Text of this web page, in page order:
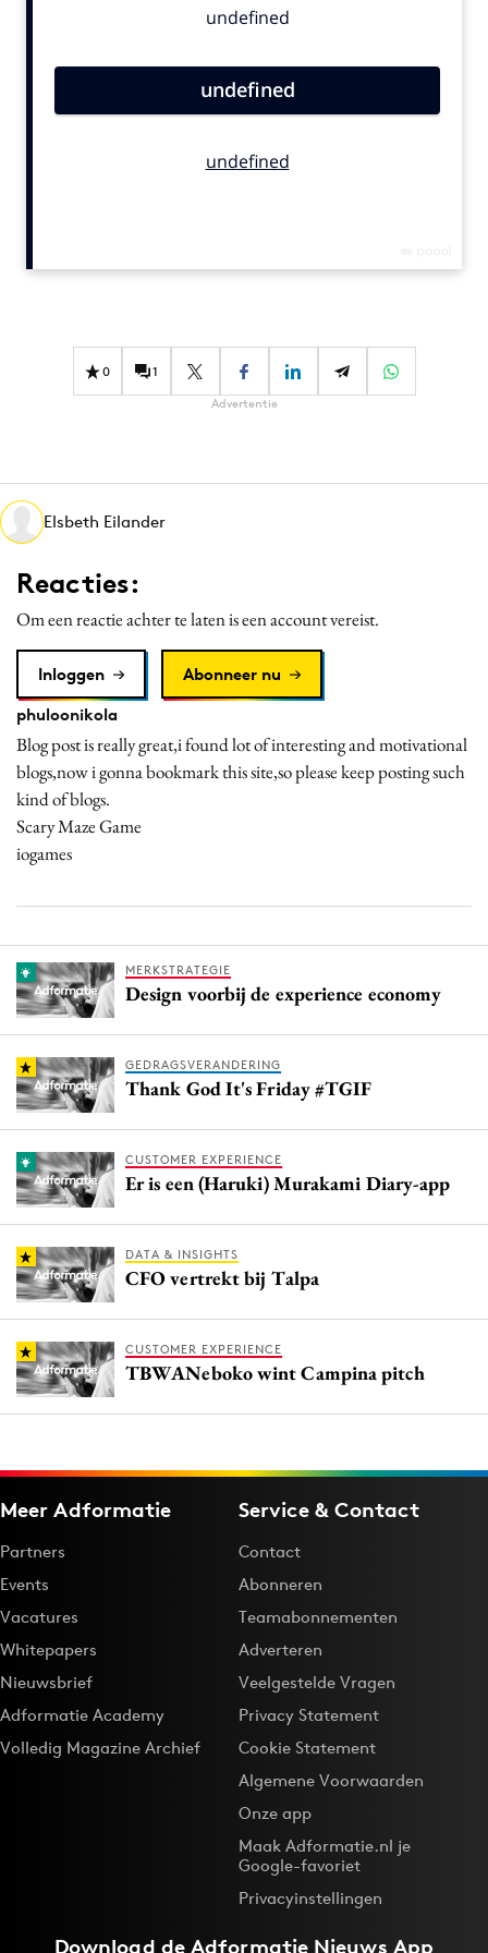
Contentmarketing
Effectiviteit
Gedragsverandering
Martech
Media
Merkstrategie
PR
Programmatic
Reputatie & crisis
0 1
Advertentie
Elsbeth Eilander
Reacties:
Om een reactie achter te laten is een account vereist.
Inloggen
Abonneer nu
phuloonikola
Blog post is really great,i found lot of interesting and motivational
blogs,now i gonna bookmark this site,so please keep posting such
kind of blogs.
Scary Maze Game
iogames
MERKSTRATEGIE
Design voorbij de experience economy
GEDRAGSVERANDERING
Thank God It's Friday #TGIF
CUSTOMER EXPERIENCE
Er is een (Haruki) Murakami Diary-app
DATA & INSIGHTS
CFO vertrekt bij Talpa
CUSTOMER EXPERIENCE
TBWANeboko wint Campina pitch
Meer Adformatie
Partners
Events
Vacatures
Whitepapers
Nieuwsbrief
Adformatie Academy
Volledig Magazine Archief
Service & Contact
Contact
Abonneren
Teamabonnementen
Adverteren
Veelgestelde Vragen
Privacy Statement
Cookie Statement
Algemene Voorwaarden
Onze app
Maak Adformatie.nl je
Google-favoriet
Privacyinstellingen
Download deAdformatie Nieuws App